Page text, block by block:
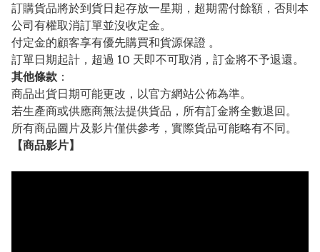
訂購貨品將於到貨日起存放一星期，超期需付餘額，否則本
公司有權取消訂單並沒收定金。
付定金的顧客享有優先購買和貨源保證 。
訂單日期起計，超過 10 天即不可取消，訂金將不予退還。
其他條款 ：
商品出貨日期可能更改，以官方網站公佈為準。
若生產商或供應商無法提供貨品，所有訂金將全數退回。
所有商品圖片及影片僅供參考，實際貨品可能略有不同。
【商品影片】